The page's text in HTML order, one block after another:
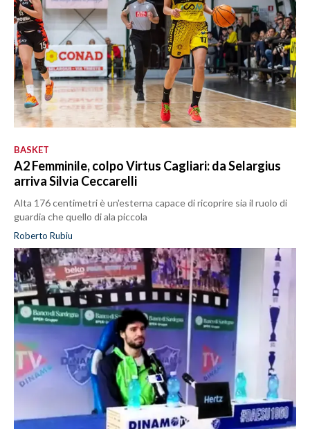
BASKET
A2 Femminile, colpo Virtus Cagliari: da Selargius
arriva Silvia Ceccarelli
Alta 176 centimetri è un'esterna capace di ricoprire sia il ruolo di
guardia che quello di ala piccola
Roberto Rubiu